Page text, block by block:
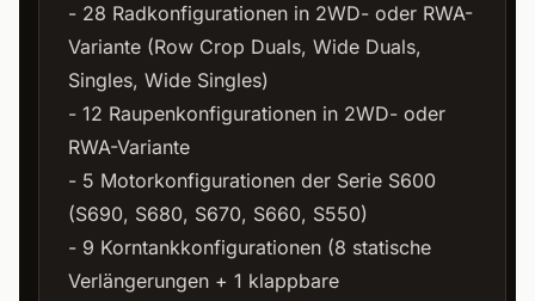
- 28 Radkonfigurationen in 2WD- oder RWA-
Variante (Row Crop Duals, Wide Duals,
Singles, Wide Singles)
- 12 Raupenkonfigurationen in 2WD- oder
RWA-Variante
- 5 Motorkonfigurationen der Serie S600
(S690, S680, S670, S660, S550)
- 9 Korntankkonfigurationen (8 statische
Verlängerungen + 1 klappbare